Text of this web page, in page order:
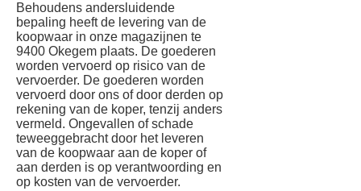
Behoudens andersluidende
bepaling heeft de levering van de
koopwaar in onze magazijnen te
9400 Okegem plaats. De goederen
worden vervoerd op risico van de
vervoerder. De goederen worden
vervoerd door ons of door derden op
rekening van de koper, tenzij anders
vermeld. Ongevallen of schade
teweeggebracht door het leveren
van de koopwaar aan de koper of
aan derden is op verantwoording en
op kosten van de vervoerder.